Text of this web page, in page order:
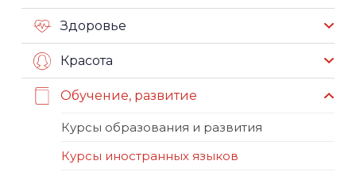
Здоровье
Красота
Обучение, развитие
Курсы образования и развития
Курсы иностранных языков